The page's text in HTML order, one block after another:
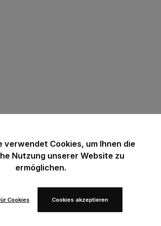
verwendet Cookies, um Ihnen die
Nutzung unserer Website zu
ermöglichen.
Cookies Cookies akzeptieren